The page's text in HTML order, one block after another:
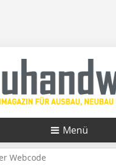
Menü